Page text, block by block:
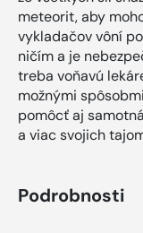
meteorit, aby
vykladačov vôní
ničím a je
treba voňavú
možnými
pomôcť aj
a viac svojich
Podrobnosti